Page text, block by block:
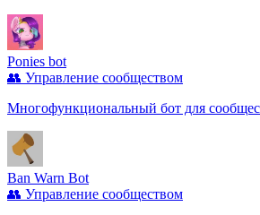
Ponies bot
👥 Управление сообществом
Многофункциональный бот для
Ban Warn Bot
👥 Управление сообществом